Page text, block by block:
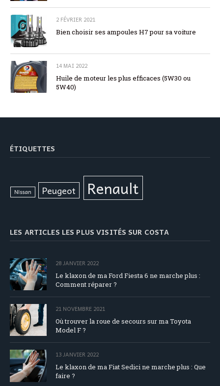
2 FÉVRIER 2021
Bien choisir ses ampoules H7 pour sa voiture
14 MAI 2022
Huile de moteur les plus efficaces (5W30 ou
5W40)
ÉTIQUETTES
Nissan Peugeot Renault
LES ARTICLES LES PLUS VISITÉS SUR COSTA
28 JANVIER 2022
Le klaxon de ma Ford Fiesta 6 ne marche plus :
Comment réparer ?
21 NOVEMBRE 2021
Où trouver la roue de secours sur ma Toyota
Model F ?
13 JANVIER 2022
Le klaxon de ma Fiat Sedici ne marche plus : Que
faire ?